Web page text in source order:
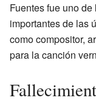
Fuentes fue uno
importantes de las
como compositor,
para la canción